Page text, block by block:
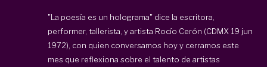
"La poesía es un holograma" dice la escritora,
performer, tallerista, y artista Rocío Cerón (CDMX 19 jun
1972), con quien conversamos hoy y cerramos este
mes que reflexiona sobre el talento de artistas